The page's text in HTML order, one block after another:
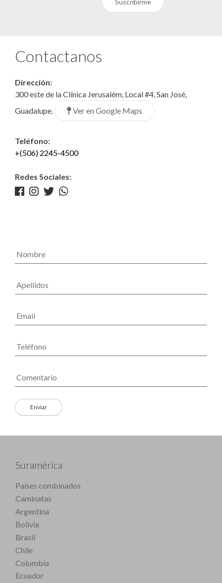
Suscribirme
Contactanos
Dirección:
300 este de la Clínica Jerusalém, Local #4, San José,
Guadalupe.
Ver en Google Maps
Teléfono:
+(506) 2245-4500
Redes Sociales:
Suramérica
Países combinados
Caminatas
Argentina
Bolivia
Brasil
Chile
Colombia
Ecuador